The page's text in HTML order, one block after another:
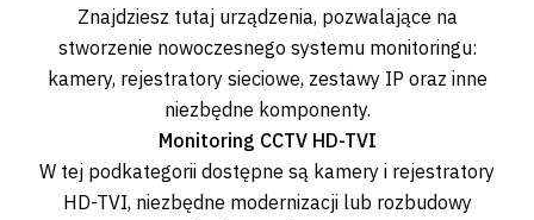
Znajdziesz tutaj urządzenia, pozwalające na
stworzenie nowoczesnego systemu monitoringu:
kamery, rejestratory sieciowe, zestawy IP oraz inne
niezbędne komponenty.
Monitoring CCTV HD-TVI
W tej podkategorii dostępne są kamery i rejestratory
HD-TVI, niezbędne modernizacji lub rozbudowy